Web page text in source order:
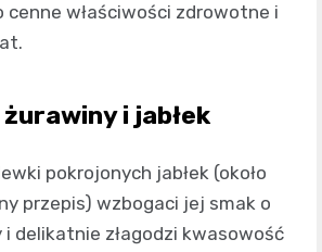
cenne właściwości zdrowotne i
i jabłek
pokrojonych jabłek (około
przepis) wzbogaci jej smak o
delikatnie złagodzi kwasowość